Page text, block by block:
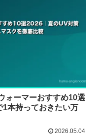
ォーマーおすすめ10選
本持っておきたい万
2026.05.04